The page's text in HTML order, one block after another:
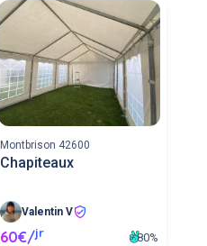
Montbrison 42600
Chapiteaux
Valentin V
60€/jr 80%